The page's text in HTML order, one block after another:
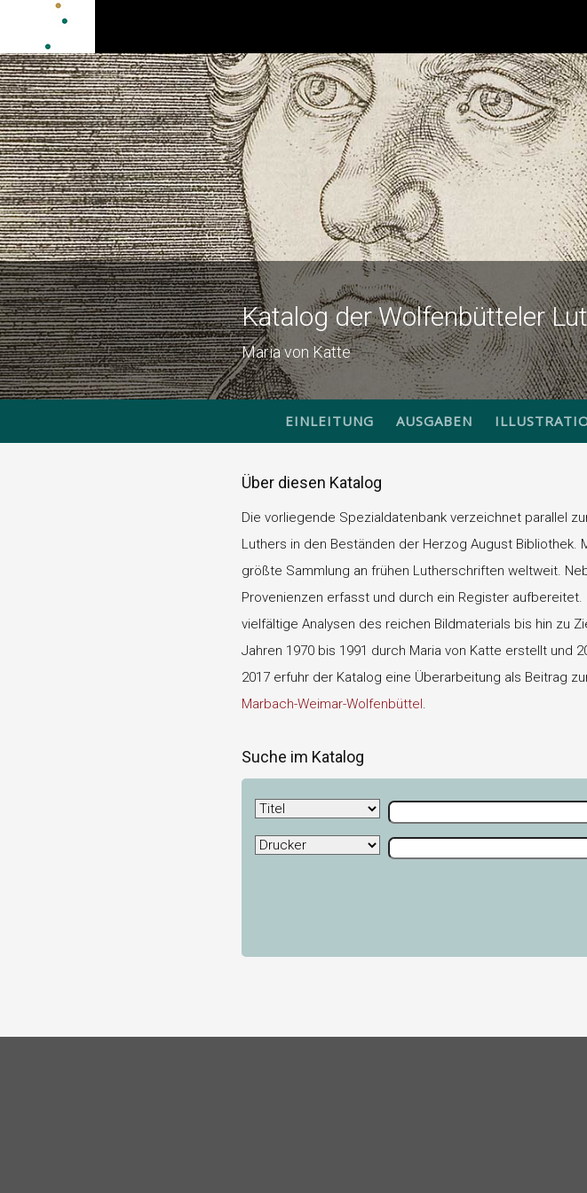
Katalog der Wolfenbütteler
Maria von Katte
EINLEITUNG AUSGABEN
Über diesen Katalog
Die vorliegende Spezialdatenbank verzeichnet parallel
Luthers in den Beständen der Herzog August Bibliothek.
größte Sammlung an frühen Lutherschriften weltweit.
Provenienzen erfasst und durch ein Register
vielfältige Analysen des reichen Bildmaterials bis hin zu
Jahren 1970 bis 1991 durch Maria von Katte erstellt und
2017 erfuhr der Katalog eine Überarbeitung als Beitrag
Marbach-Weimar-Wolfenbüttel.
Suche im Katalog